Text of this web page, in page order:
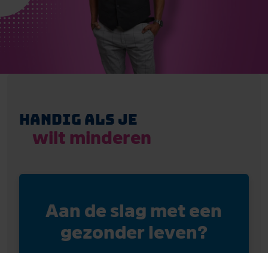
Handig als je
wilt minderen
Aan de slag met een
gezonder leven?